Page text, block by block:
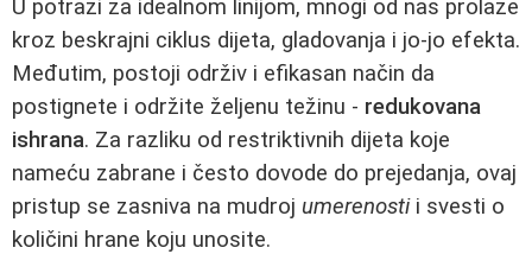
U potrazi za idealnom linijom, mnogi od nas prolaze
kroz beskrajni ciklus dijeta, gladovanja i jo-jo efekta.
Međutim, postoji održiv i efikasan način da
postignete i održite željenu težinu - redukovana
ishrana. Za razliku od restriktivnih dijeta koje
nameću zabrane i često dovode do prejedanja, ovaj
pristup se zasniva na mudroj umerenostii svesti o
količini hrane koju unosite.